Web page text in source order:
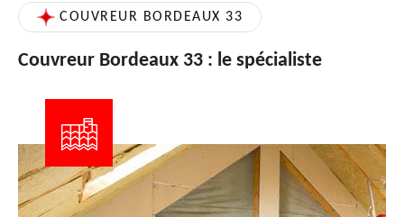
COUVREUR BORDEAUX 33
Couvreur Bordeaux 33 : le spécialiste